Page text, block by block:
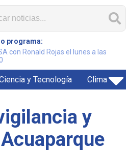
programa:
con Ronald Rojas el lunes a las
y Tecnología Clima
y